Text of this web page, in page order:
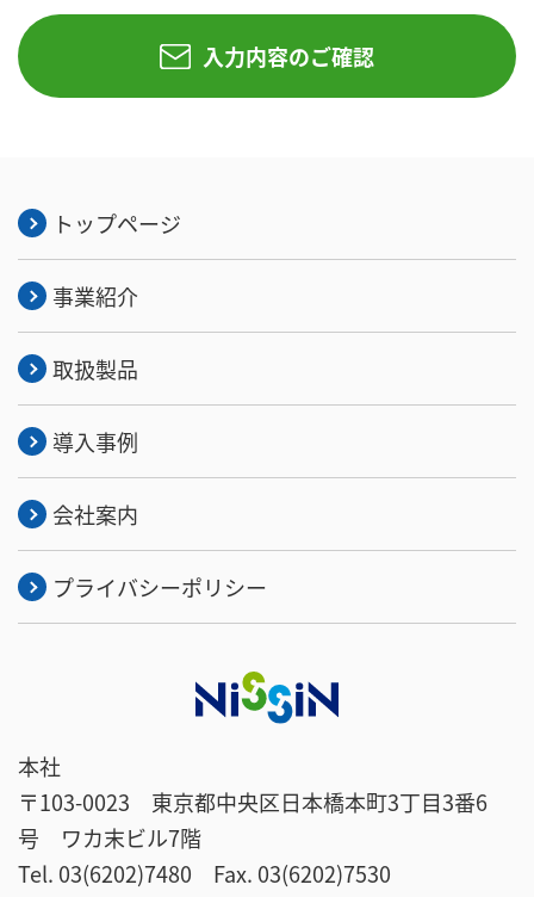
入力内容のご確認
本社
〒103-0023 東京都中央区日本橋本町3丁目3番6
号 ワカ末ビル7階
Tel. 03(6202)7480 Fax. 03(6202)7530
トップページ
事業紹介
取扱製品
導入事例
会社案内
プライバシーポリシー